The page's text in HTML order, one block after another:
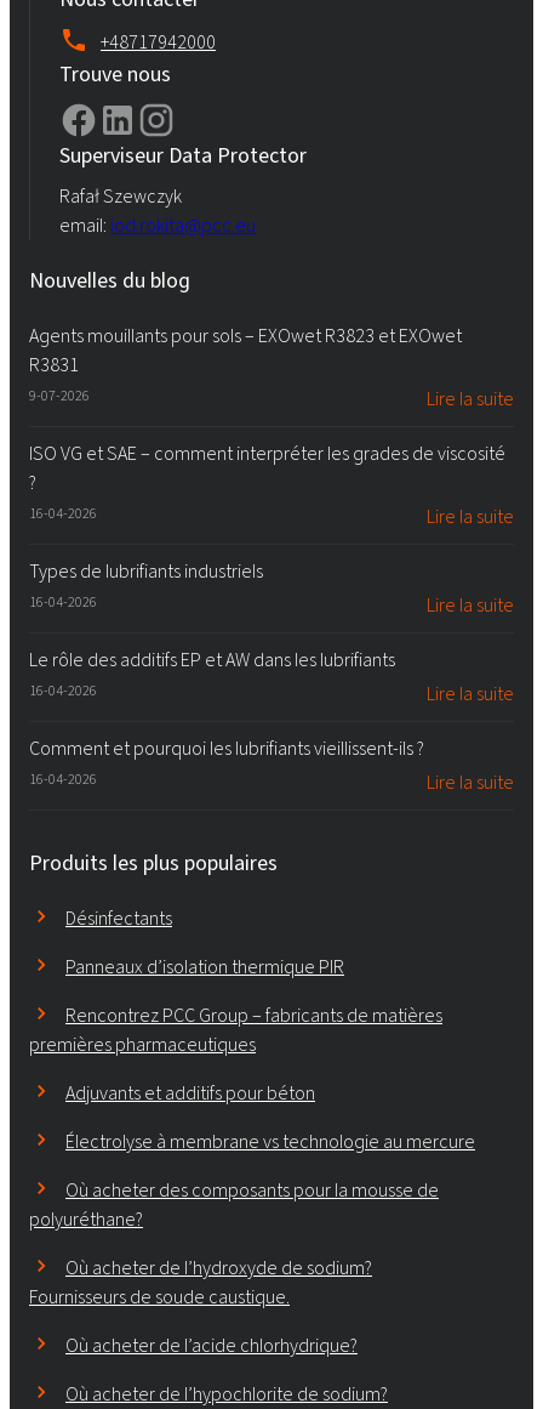
+48717942000
Trouve nous
Superviseur Data Protector
Rafał Szewczyk
email: iod.rokita@pcc.eu
Nouvelles du blog
Agents mouillants pour sols – EXOwet R3823 et EXOwet
R3831
9-07-2026 Lire la suite
ISO VG et SAE – comment interpréter les grades de viscosité
?
16-04-2026 Lire la suite
Types de lubrifiants industriels
16-04-2026 Lire la suite
Le rôle des additifs EP et AW dans les lubrifiants
16-04-2026 Lire la suite
Comment et pourquoi les lubrifiants vieillissent-ils ?
16-04-2026 Lire la suite
Produits les plus populaires
Désinfectants
Panneaux d’isolation thermique PIR
Rencontrez PCC Group – fabricants de matières
premières pharmaceutiques
Adjuvants et additifs pour béton
Électrolyse à membrane vs technologie au mercure
Où acheter des composants pour la mousse de
polyuréthane?
Où acheter de l’hydroxyde de sodium?
Fournisseurs de soude caustique.
Où acheter de l’acide chlorhydrique?
Où acheter de l’hypochlorite de sodium?